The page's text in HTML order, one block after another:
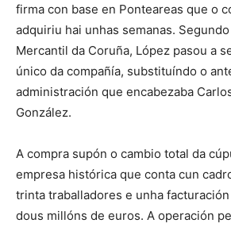
firma con base en Ponteareas que o
adquiriu hai unhas semanas.
Mercantil da Coruña, López pasou a
único da compañía, substituíndo o
administración que encabezaba
González.
A compra supón o cambio total da
empresa histórica que conta cun
trinta traballadores e unha
dous millóns de euros. A operación